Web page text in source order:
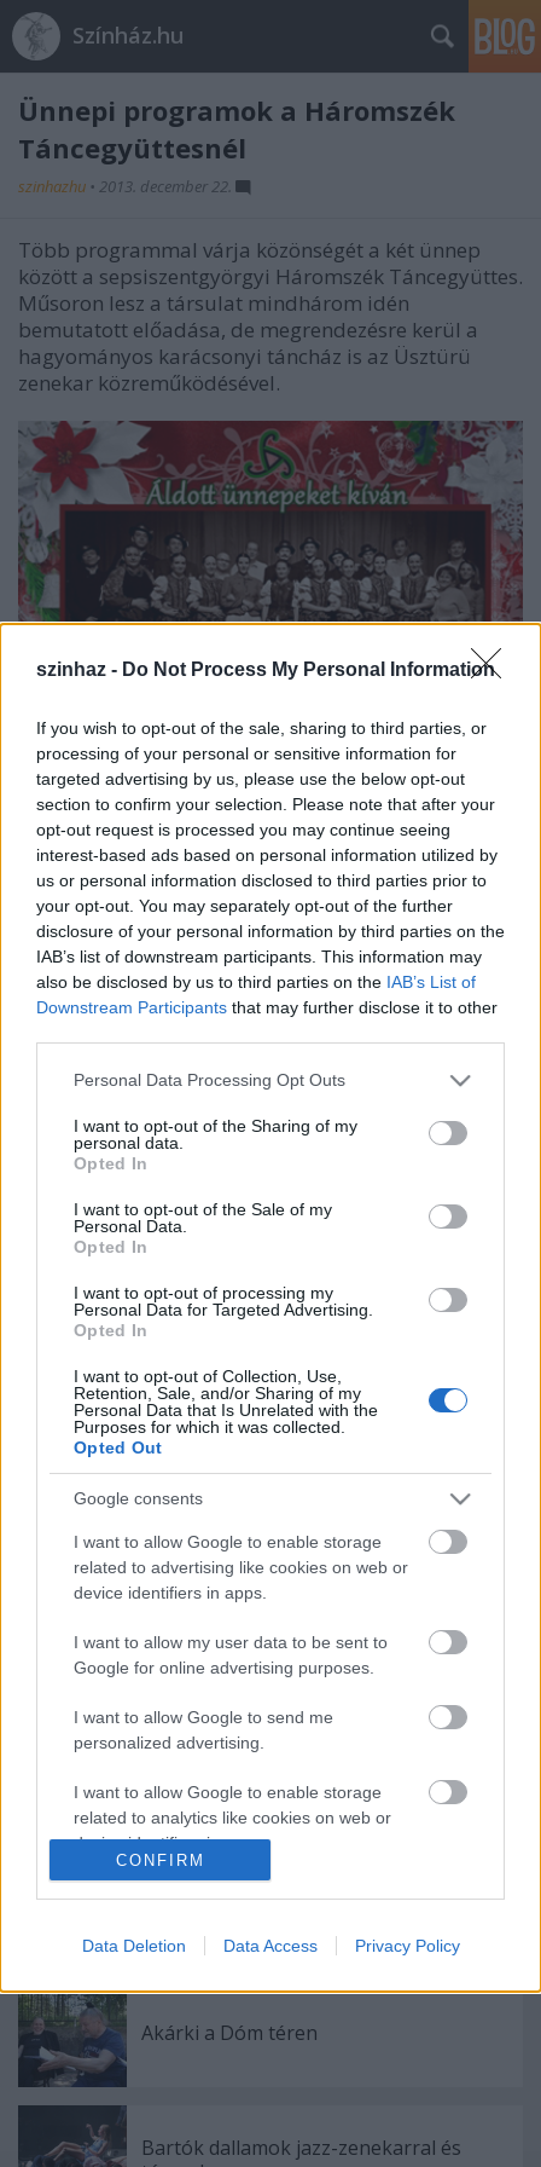
szinhaz - Do Not Process My Personal Information
If you wish to opt-out of the sale, sharing to third parties, or
processing of your personal or sensitive information for
targeted advertising by us, please use the below opt-out
section to confirm your selection. Please note that after your
opt-out request is processed you may continue seeing
interest-based ads based on personal information utilized by
us or personal information disclosed to third parties prior to
your opt-out. You may separately opt-out of the further
disclosure of your personal information by third parties on the
IAB’s list of downstream participants. This information may
also be disclosed by us to third parties on the IAB’s List of
Downstream Participants that may further disclose it to other
Please note that this website/app uses one or more Google
not limited to your visit or usage behaviour. You may click to
grant or deny consent to Google and its third-party tags to
use your data for below specified purposes in below Google
consent section.
Personal Data Processing Opt Outs
I want to opt-out of the Sharing of my
personal data.
Opted In
I want to opt-out of the Sale of my
Personal Data.
Opted In
I want to opt-out of processing my
Personal Data for Targeted Advertising.
Opted In
I want to opt-out of Collection, Use,
Retention, Sale, and/or Sharing of my
Personal Data that Is Unrelated with the
Purposes for which it was collected.
Opted Out
Google consents
I want to allow Google to enable storage
related to advertising like cookies on web or
device identifiers in apps.
I want to allow my user data to be sent to
Google for online advertising purposes.
I want to allow Google to send me
personalized advertising.
I want to allow Google to enable storage
related to analytics like cookies on web or
device identifiers in apps.
related to personalization.
I want to allow Google to enable storage
related to security, including authentication
functionality and fraud prevention, and other
CONFIRM
Data Deletion Data Access Privacy Policy
Színház.hu
Ünnepi programok a Háromszék
Táncegyüttesnél
szinhazhu • 2013. december 22.
Több programmal várja közönségét a két ünnep
között a sepsiszentgyörgyi Háromszék Táncegyüttes.
Műsoron lesz a társulat mindhárom idén
bemutatott előadása, de megrendezésre kerül a
hagyományos karácsonyi táncház is az Üsztürü
zenekar közreműködésével.
Az ünnepi előadássorozatotdecember 27-én,
pénteken 19 órátólA tékozló fiúc. sorsjáték (rendező-
koreográfus: Ivácson László ) nyitja. Az előadást
követően 20 órától Karácsonyi táncház lesz a Míves
Házban. A táncház házigazdái:Both József és Both
Zsuzsa, a talpalávalóról az ünnepi meghívott
A társulatszombaton
szívem táncoltatta
vasárnap19 órától pedigA banda
c. produkció lesz
megtekinthető.
Jegyek elővételben a városi szervezőirodában
kaphatók, a szervezőiroda ünnepi nyitvatartási
rendje: december 27-én, 11 és 13 óra között,
valamint előadások előtt egy órával, telefonszám
0267-312104.
Forrás: Háromszék Táncegyüttes
Indul az e-Trafó online programsorozat
Rögtön dupla premierrel kezdi az új
Akárki a Dóm téren
Bartók dallamok jazz-zenekarral és